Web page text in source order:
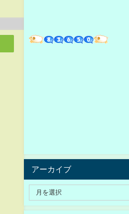
アーカイブ